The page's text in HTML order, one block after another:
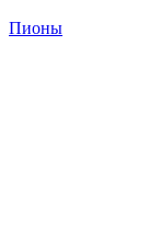
Пионы